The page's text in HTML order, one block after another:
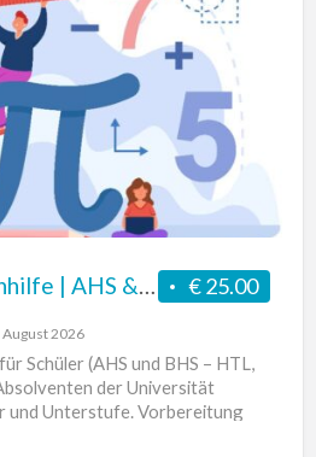
€ 25.00
Mathematik Nachhilfe | AHS & BHS
August 2026
Schüler (AHS und BHS – HTL,
der Universität
und Unterstufe. Vorbereitung